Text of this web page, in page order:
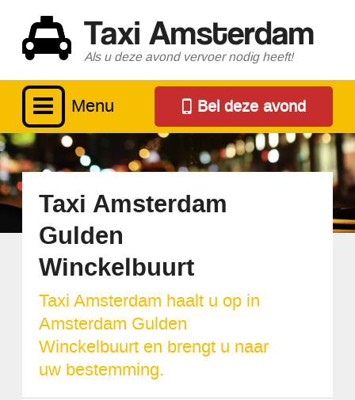
Taxi Amsterdam
Als u deze avond vervoer nodig heeft!
Menu Bel deze avond
Taxi Amsterdam
Gulden
Winckelbuurt
Taxi Amsterdam haalt u op in
Amsterdam Gulden
Winckelbuurt en brengt u naar
uw bestemming.